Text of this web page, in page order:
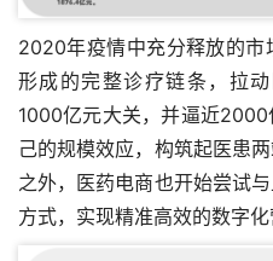
2020年疫情中充分释放的
形成的完整诊疗链条，拉
1000亿元大关，并逼近
己的规模效应，构筑起医患
之外，医药电商也开始尝试
方式，实现精准高效的数字化